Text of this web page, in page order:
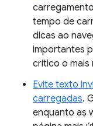
tempo de
dicas ao
importantes
crítico o mais
Evite texto
carregadas.
enquanto as